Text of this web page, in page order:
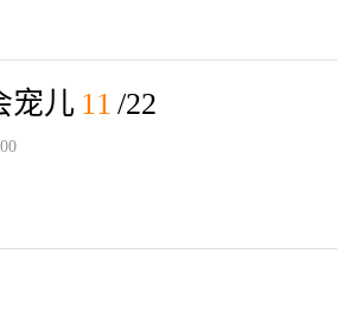
宠儿 11 /22